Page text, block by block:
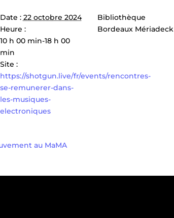
Date : 22 octobre 2024
Heure :
10 h 00 min-18 h 00
min
Site :
https://shotgun.live/fr/events/rencontres-
se-remunerer-dans-
les-musiques-
electroniques
Bibliothèque
Bordeaux Mériadeck
au MaMA